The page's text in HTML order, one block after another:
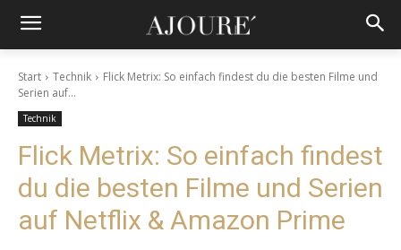
Start Technik
Flick Metrix: So einfach findest du die besten Filme und
Serien auf...
Technik
Flick Metrix: So einfach findest
du die besten Filme und Serien
auf Netflix & Amazon Prime